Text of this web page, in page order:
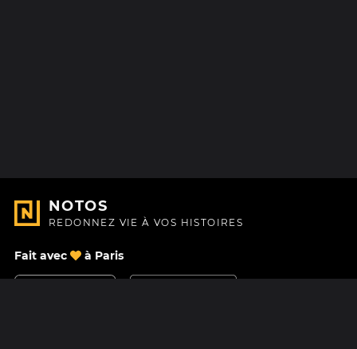
NOTOS
REDONNEZ VIE À VOS HISTOIRES
Fait avec à Paris